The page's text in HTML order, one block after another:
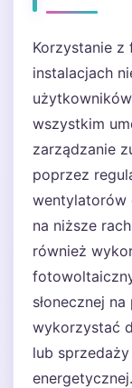
Korzystanie
instalacjach
wszystkim
zarządzanie
poprzez
wentylatorów
na niższe
również
słonecznej
wykorzystać
lub